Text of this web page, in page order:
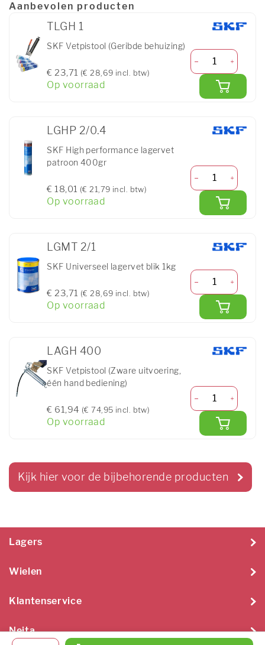
Aanbevolen producten
TLGH 1
SKF Vetpistool (Geribde behuizing)
€ 23,71 (€ 28,69 incl. btw)
Op voorraad
LGHP 2/0.4
SKF High performance lagervet
patroon 400gr
€ 18,01 (€ 21,79 incl. btw)
Op voorraad
LGMT 2/1
SKF Universeel lagervet blik 1kg
€ 23,71 (€ 28,69 incl. btw)
Op voorraad
LAGH 400
SKF Vetpistool (Zware uitvoering,
één hand bediening)
€ 61,94 (€ 74,95 incl. btw)
Op voorraad
Kijk hier voor de bijbehorende producten
Lagers
Wielen
Klantenservice
Neita